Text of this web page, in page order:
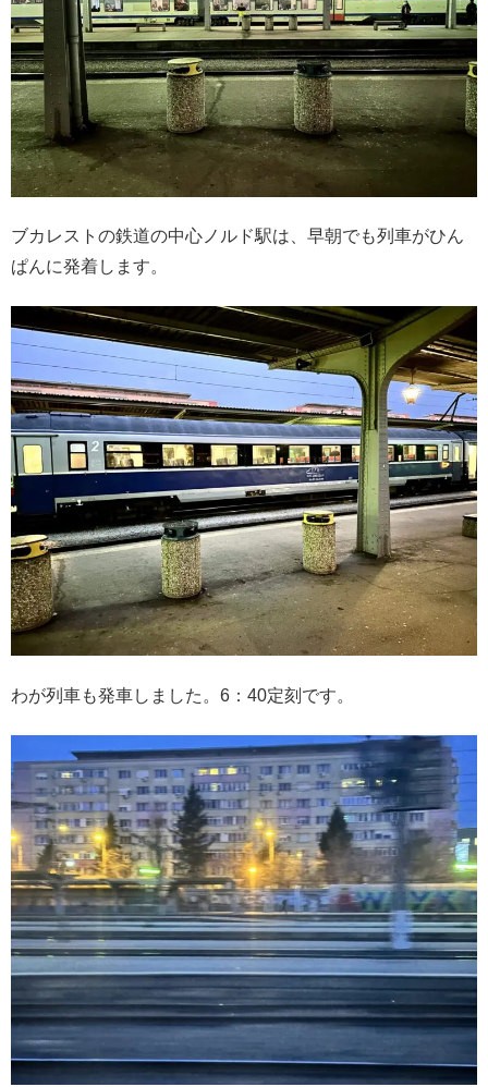
ブカレストの鉄道の中心ノルド駅は、早朝でも列車がひん
ぱんに発着します。
わが列車も発車しました。6：40定刻です。